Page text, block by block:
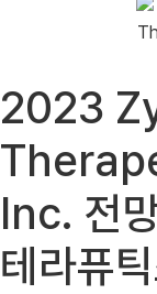
2023
Inc. 전
테라퓨